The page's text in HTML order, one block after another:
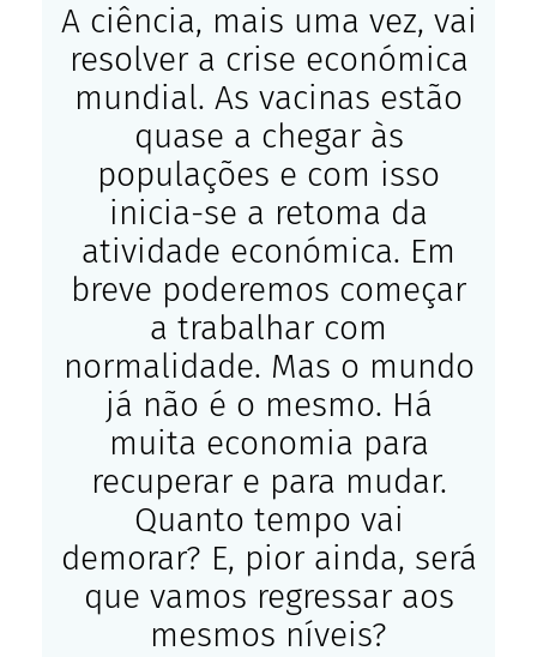
A ciência, mais uma vez, vai
resolver a crise económica
mundial. As vacinas estão
quase a chegar às
populações e com isso
inicia-se a retoma da
atividade económica. Em
breve poderemos começar
a trabalhar com
normalidade. Mas o mundo
já não é o mesmo. Há
muita economia para
recuperar e para mudar.
Quanto tempo vai
demorar? E, pior ainda, será
que vamos regressar aos
mesmos níveis?